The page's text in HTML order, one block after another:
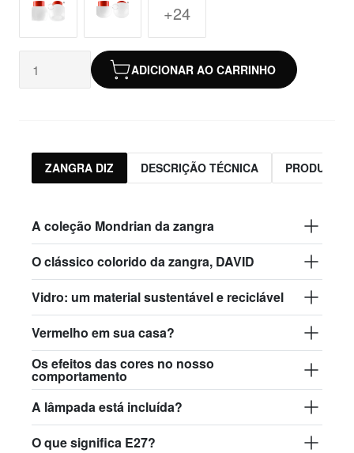
+24
ADICIONAR AO CARRINHO
ZANGRA DIZ DESCRIÇÃO TÉCNICA PRODUTOS
A coleção Mondrian da zangra
O clássico colorido da zangra, DAVID
Vidro: um material sustentável e reciclável
Vermelho em sua casa?
Os efeitos das cores no nosso
comportamento
A lâmpada está incluída?
O que significa E27?